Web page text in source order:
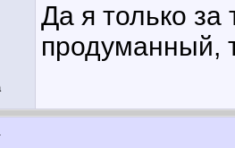
Да я только за
продуманный,